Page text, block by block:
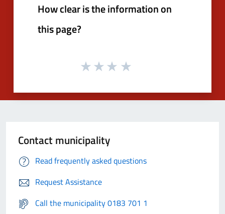
How clear is the information on
this page?
Contact municipality
Read frequently asked questions
Request Assistance
Call the municipality 0183 701 1